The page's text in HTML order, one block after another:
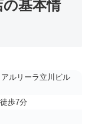
基本情
ルリーラ立川ビル
歩7分